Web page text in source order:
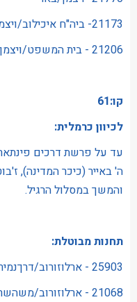
21173- ביה"ח איכילוב/ויצמן
21206 - בית המשפט/ויצמן
קו:61
לכיוון כרמלית:
עד על פרשת דרכים
ה' באייר (כיכר המדינה),
והמשך במסלול הרגיל.
תחנות מבוטלת:
25903 - ארלוזורוב/דרךנמיר
21068 - ארלוזורוב/משהשרת